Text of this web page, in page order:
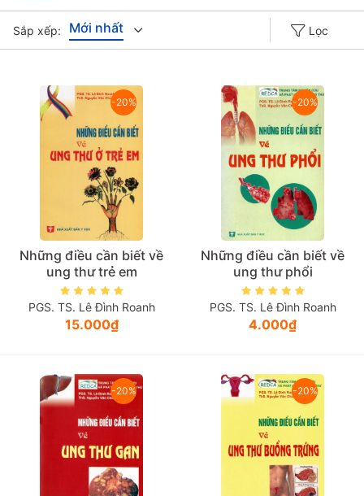
Sắp xếp: Mới nhất Lọc
Giá thấp đần
Năm xuất bản
-20%
Những điều cần biết về
ung thư trẻ em
PGS. TS. Lê Đình Roanh
15.000₫
-20%
Những điều cần biết về
ung thư phổi
PGS. TS. Lê Đình Roanh
4.000₫
-20% -20%